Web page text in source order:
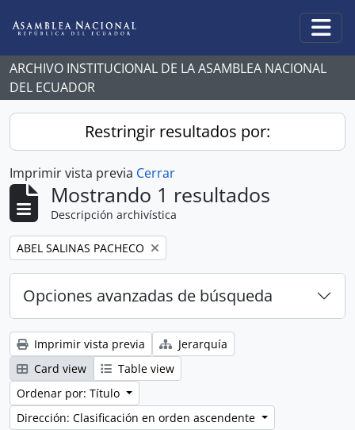
ARCHIVO INSTITUCIONAL DE LA ASAMBLEA NACIONAL
DEL ECUADOR
Restringir resultados por:
Imprimir vista previa Cerrar
Mostrando 1 resultados
Descripción archivística
Remove filter:
ABEL SALINAS PACHECO
Opciones avanzadas de búsqueda
Imprimir vista previa
Jerarquía
Card view
Table view
Ordenar por: Título
Dirección: Clasificación en orden ascendente